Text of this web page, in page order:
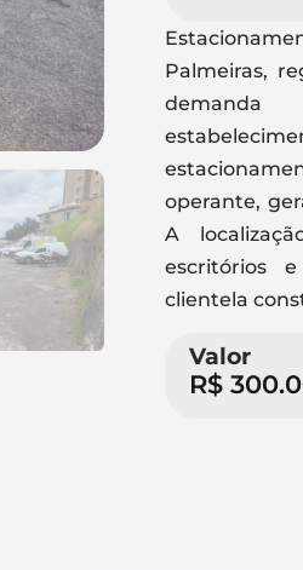
Palmeiras,
operante,
A
escritórios
clientela
Valor
R$